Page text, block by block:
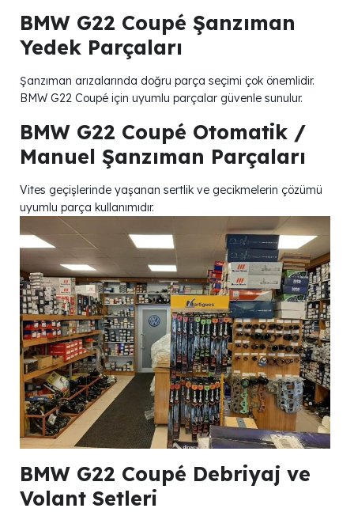
BMW G22 Coupé Şanzıman
Yedek Parçaları
Şanzıman arızalarında doğru parça seçimi çok önemlidir.
BMW G22 Coupé için uyumlu parçalar güvenle sunulur.
BMW G22 Coupé Otomatik /
Manuel Şanzıman Parçaları
Vites geçişlerinde yaşanan sertlik ve gecikmelerin çözümü
uyumlu parça kullanımıdır.
BMW G22 Coupé Debriyaj ve
Volant Setleri